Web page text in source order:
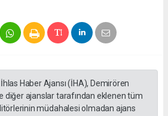
Haber Ajansı (İHA), Demirören
diğer ajanslar tarafından eklenen tüm
müdahalesi olmadan ajans